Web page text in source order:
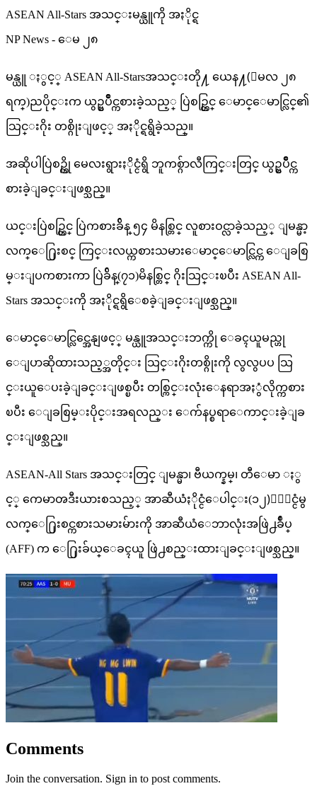
ASEAN All-Stars အသင္းမန္ယူကို အႏိုင္ရ
NP News - ေမ ၂၈
မန္ယူ ႏွင့္ ASEAN All-Starsအသင္းတို႔ ယေန႔(ေမလ ၂၈
ရက္)ညပိုင္းက ယွဥ္ၿပိဳင္ကစားခဲ့သည့္ ပြဲစဥ္တြင္ ေမာင္ေမာင္လြင္၏
သြင္းဂိုး တစ္ဂိုးျဖင့္ အႏိုင္ရရွိခဲ့​သည္။
အဆိုပါပြဲစဥ္ကို မေလးရွားႏိုင္ငံရွိ ဘူကစ္ဂ်ာလီကြင္းတြင္ ယွဥ္ၿပိဳင္က
စားခဲ့ျခင္းျဖစ္သည္။
ယင္းပြဲစဥ္တြင္ ပြဲကစားခ်ိန္ ၅၄ မိနစ္တြင္ လူစားဝင္လာခဲ့သည့္ ျမန္မာ့
လက္ေ႐ြးစင္ ကြင္းလယ္ကစားသမားေမာင္ေမာင္လြင္က ေျခစြ
မ္းျပကစားကာ ပြဲခ်ိန္(၇၁)မိနစ္တြင္ ဂိုးသြင္းၿပီး ASEAN All-
Stars အသင္းကို အႏိုင္ရရွိေစခဲ့ျခင္းျဖစ္သည္။
ေမာင္ေမာင္လြင္အေနျဖင့္ မန္ယူအသင္းဘက္ကို ေခၚယူမည္ဟု
ေျပာဆိုထားသည့္အတိုင္း သြင္းဂိုးတစ္ဂိုးကို လွလွပပ သြ
င္းယူေပးခဲ့ျခင္းျဖစ္ၿပီး တစ္ကြင္းလုံးေနရာအႏွံလိုက္ကစား
ၿပီး ေျခစြမ္းပိုင္းအရလည္း ေက်နပ္စရာေကာင္းခဲ့ျခ
င္းျဖစ္သည္။
ASEAN-All Stars အသင္းတြင္ ျမန္မာ၊ ဗီယက္နမ္၊ တီေမာ ႏွ
င့္ ကေမာၻဒီးယားစသည့္ အာဆီယံႏိုင္ငံေပါင္း(၁၂)ႏိုင္ငံမွ
လက္‌ေ႐ြးစင္ကစားသမားမ်ားကို အာဆီယံေဘာလုံးအဖြဲ႕ခ်ဳပ္
(AFF) က ေ႐ြးခ်ယ္ေခၚယူ ဖြဲ႕စည္းထားျခင္းျဖစ္သည္။
Comments
Join the conversation. Sign in to post comments.